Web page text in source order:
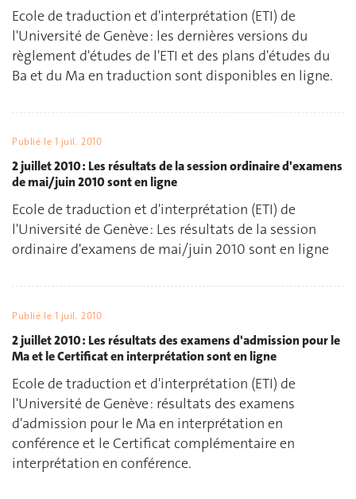
Ecole de traduction et d'interprétation (ETI) de
l'Université de Genève : les dernières versions du
règlement d'études de l'ETI et des plans d'études du
Ba et du Ma en traduction sont disponibles en ligne.
Publié le 1 juil. 2010
2 juillet 2010 : Les résultats de la session ordinaire d'examens
de mai/juin 2010 sont en ligne
Ecole de traduction et d'interprétation (ETI) de
l'Université de Genève : Les résultats de la session
ordinaire d'examens de mai/juin 2010 sont en ligne
Publié le 1 juil. 2010
2 juillet 2010 : Les résultats des examens d'admission pour le
Ma et le Certificat en interprétation sont en ligne
Ecole de traduction et d'interprétation (ETI) de
l'Université de Genève : résultats des examens
d'admission pour le Ma en interprétation en
conférence et le Certificat complémentaire en
interprétation en conférence.